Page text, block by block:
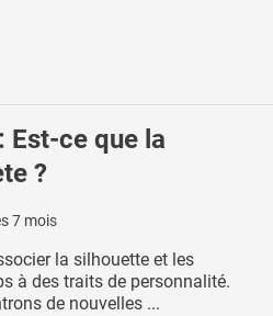
Est-ce que la
?
7 mois
la silhouette et les
à des traits de personnalité.
de nouvelles ...